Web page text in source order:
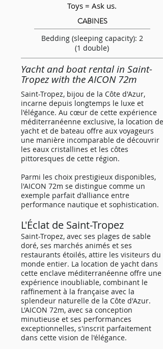
Toys = Ask us.
CABINES
Bedding (sleeping capacity): 2
(1 double)
Yacht and boat rental in Saint-
Tropez with the AICON 72m
Saint-Tropez, bijou de la Côte d'Azur,
incarne depuis longtemps le luxe et
l'élégance. Au cœur de cette expérience
méditerranéenne exclusive, la location de
yacht et de bateau offre aux voyageurs
une manière incomparable de découvrir
les eaux cristallines et les côtes
pittoresques de cette région.
Parmi les choix prestigieux disponibles,
l'AICON 72m se distingue comme un
exemple parfait d'alliance entre
performance nautique et sophistication.
L'Éclat de Saint-Tropez
Saint-Tropez, avec ses plages de sable
doré, ses marchés animés et ses
restaurants étoilés, attire les visiteurs du
monde entier. La location de yacht dans
cette enclave méditerranéenne offre une
expérience inoubliable, combinant le
raffinement à la française avec la
splendeur naturelle de la Côte d'Azur.
L'AICON 72m, avec sa conception
minutieuse et ses performances
exceptionnelles, s'inscrit parfaitement
dans cette vision de l'élégance.